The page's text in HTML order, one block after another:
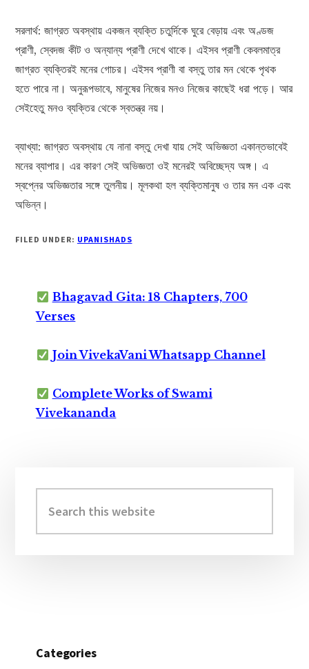
সরলার্থ: জাগ্রত অবস্থায় একজন ব্যক্তি চতুর্দিকে ঘুরে বেড়ায় এবং অণ্ডজ
প্রাণী, স্বেদজ কীট ও অন্যান্য প্রাণী দেখে থাকে। এইসব প্রাণী কেবলমাত্র
জাগ্রত ব্যক্তিরই মনের গোচর। এইসব প্রাণী বা বস্তু তার মন থেকে পৃথক
হতে পারে না। অনুরূপভাবে, মানুষের নিজের মনও নিজের কাছেই ধরা পড়ে। আর
সেইহেতু মনও ব্যক্তির থেকে স্বতন্ত্র নয়।
ব্যাখ্যা: জাগ্রত অবস্থায় যে নানা বস্তু দেখা যায় সেই অভিজ্ঞতা একান্তভাবেই
মনের ব্যাপার। এর কারণ সেই অভিজ্ঞতা ওই মনেরই অবিচ্ছেদ্য অঙ্গ। এ
স্বপ্নের অভিজ্ঞতার সঙ্গে তুলনীয়। মূলকথা হল ব্যক্তিমানুষ ও তার মন এক এবং
অভিন্ন।
FILED UNDER: UPANISHADS
Bhagavad Gita: 18 Chapters, 700
Verses
Join VivekaVani Whatsapp Channel
Complete Works of Swami
Vivekananda
Sidebar
this
website
Categories